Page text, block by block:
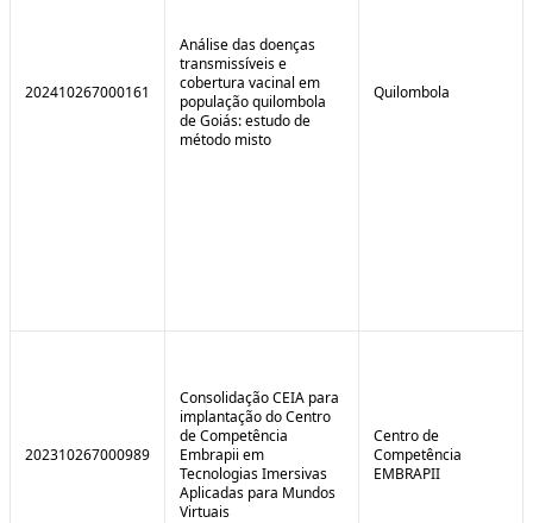
202410267000161
Análise das doenças
transmissíveis e
cobertura vacinal em
população quilombola
de Goiás: estudo de
método misto
Quilombola
202310267000989
Consolidação CEIA para
implantação do Centro
de Competência
Embrapii em
Tecnologias Imersivas
Aplicadas para Mundos
Virtuais
Centro de
Competência
EMBRAPII